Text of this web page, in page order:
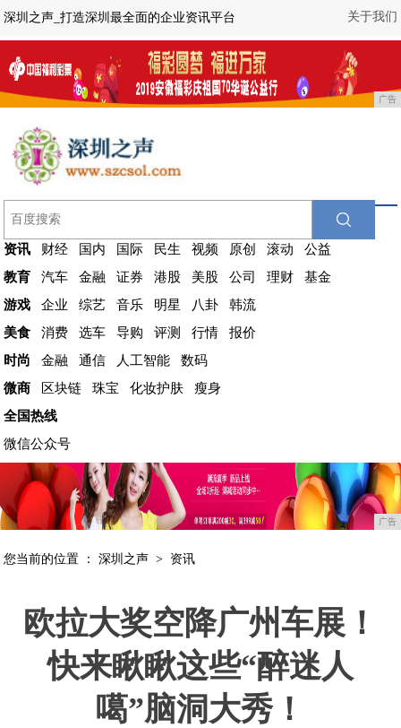
关于我们
深圳之声_打造深圳最全面的企业资讯平台
广告
资讯 财经 国内 国际 民生 视频 原创 滚动
公益
教育
汽车 金融 证券 港股 美股 公司 理财
基金
游戏
企业 综艺 音乐 明星 八卦
韩流
美食
消费 选车 导购 评测 行情
报价
时尚
金融 通信 人工智能
数码
微商
区块链 珠宝 化妆护肤
瘦身
全国热线
微信公众号
广告
您当前的位置 ：深圳之声 > 资讯
​欧拉大奖空降广州车展！
快来瞅瞅这些“醉迷人
噶”脑洞大秀！